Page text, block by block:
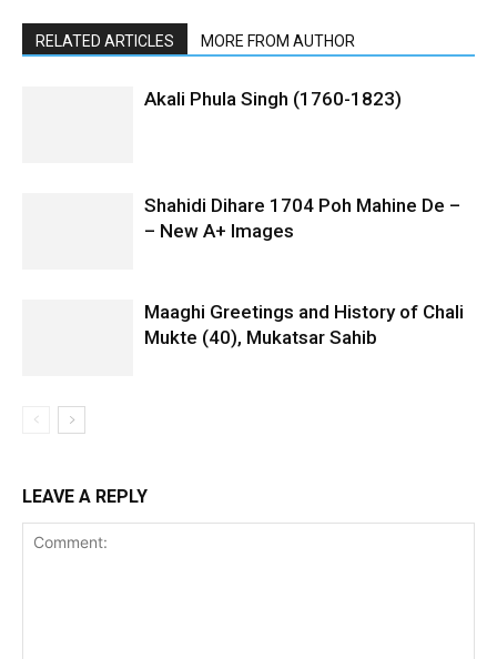
RELATED ARTICLES MORE FROM AUTHOR
Akali Phula Singh (1760-1823)
Shahidi Dihare 1704 Poh Mahine De –
– New A+ Images
Maaghi Greetings and History of Chali
Mukte (40), Mukatsar Sahib
LEAVE A REPLY